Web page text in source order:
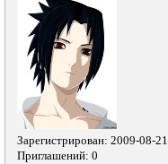
Зарегистрирован: 2009-08-21
Приглашений: 0